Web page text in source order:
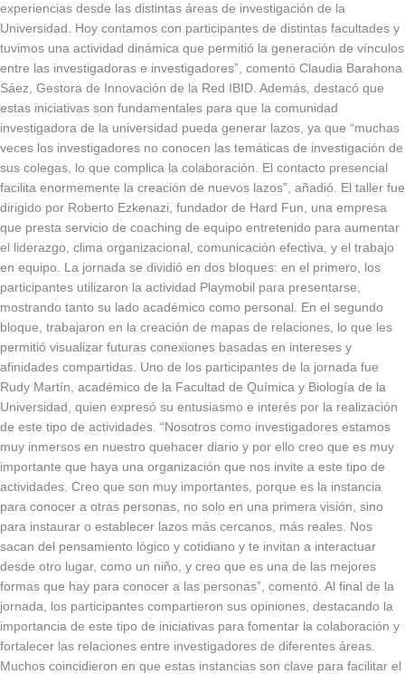
experiencias desde las distintas áreas de investigación de la
Universidad. Hoy contamos con participantes de distintas facultades y
tuvimos una actividad dinámica que permitió la generación de vínculos
entre las investigadoras e investigadores”, comentó Claudia Barahona
Sáez, Gestora de Innovación de la Red IBID. Además, destacó que
estas iniciativas son fundamentales para que la comunidad
investigadora de la universidad pueda generar lazos, ya que “muchas
veces los investigadores no conocen las temáticas de investigación de
sus colegas, lo que complica la colaboración. El contacto presencial
facilita enormemente la creación de nuevos lazos”, añadió. El taller fue
dirigido por Roberto Ezkenazi, fundador de Hard Fun, una empresa
que presta servicio de coaching de equipo entretenido para aumentar
el liderazgo, clima organizacional, comunicación efectiva, y el trabajo
en equipo. La jornada se dividió en dos bloques: en el primero, los
participantes utilizaron la actividad Playmobil para presentarse,
mostrando tanto su lado académico como personal. En el segundo
bloque, trabajaron en la creación de mapas de relaciones, lo que les
permitió visualizar futuras conexiones basadas en intereses y
afinidades compartidas. Uno de los participantes de la jornada fue
Rudy Martín, académico de la Facultad de Química y Biología de la
Universidad, quien expresó su entusiasmo e interés por la realización
de este tipo de actividades. “Nosotros como investigadores estamos
muy inmersos en nuestro quehacer diario y por ello creo que es muy
importante que haya una organización que nos invite a este tipo de
actividades. Creo que son muy importantes, porque es la instancia
para conocer a otras personas, no solo en una primera visión, sino
para instaurar o establecer lazos más cercanos, más reales. Nos
sacan del pensamiento lógico y cotidiano y te invitan a interactuar
desde otro lugar, como un niño, y creo que es una de las mejores
formas que hay para conocer a las personas”, comentó. Al final de la
jornada, los participantes compartieron sus opiniones, destacando la
importancia de este tipo de iniciativas para fomentar la colaboración y
fortalecer las relaciones entre investigadores de diferentes áreas.
Muchos coincidieron en que estas instancias son clave para facilitar el